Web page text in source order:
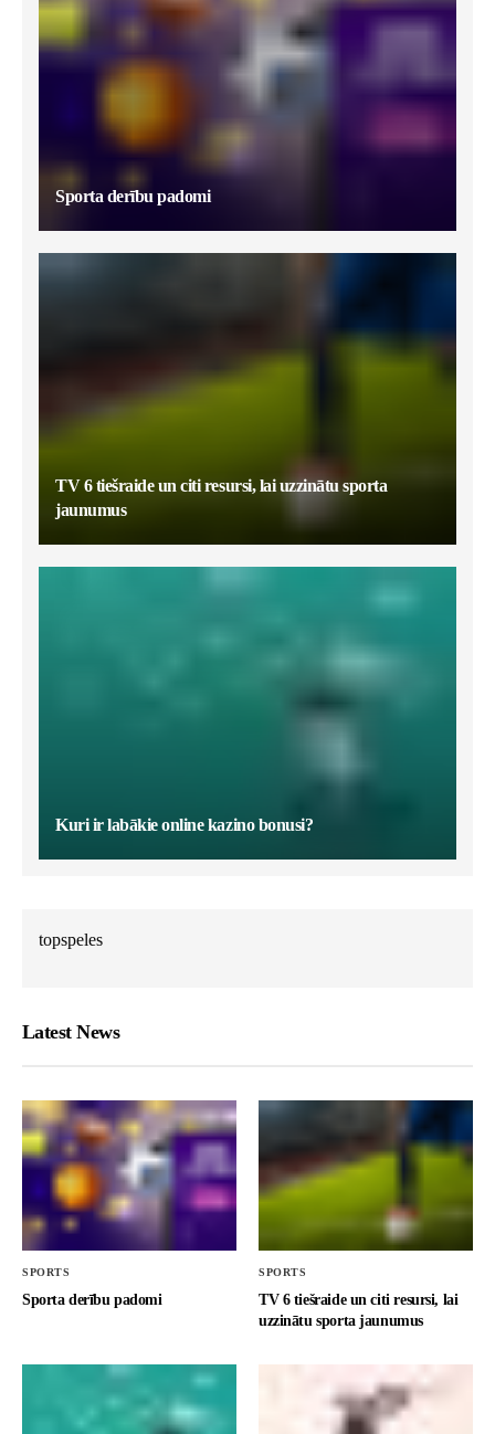
Sporta derību padomi
TV 6 tiešraide un citi resursi, lai uzzinātu sporta
jaunumus
Kuri ir labākie online kazino bonusi?
topspeles
Latest News
SPORTS
Sporta derību padomi
SPORTS
TV 6 tiešraide un citi resursi, lai
uzzinātu sporta jaunumus